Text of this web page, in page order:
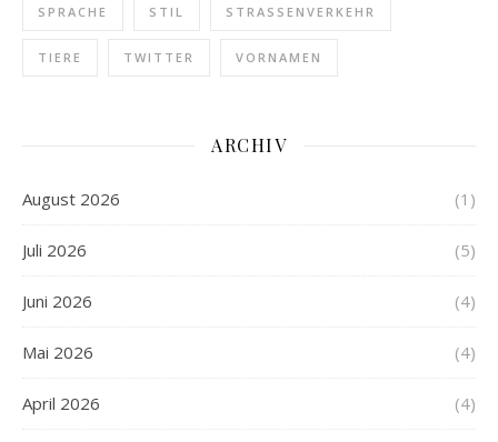
SPRACHE STIL STRASSENVERKEHR
TIERE TWITTER VORNAMEN
ARCHIV
August 2026 (1)
Juli 2026 (5)
Juni 2026 (4)
Mai 2026 (4)
April 2026 (4)